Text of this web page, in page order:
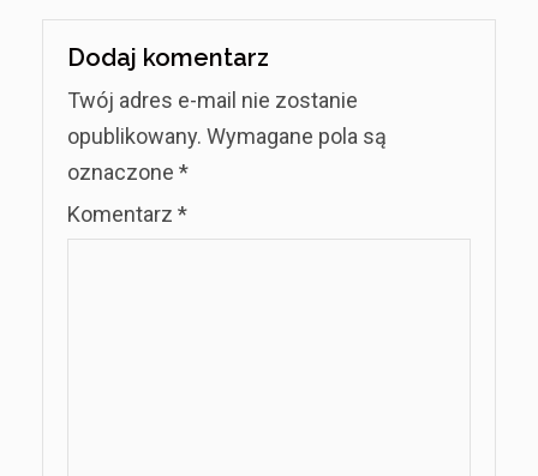
Dodaj komentarz
Twój adres e-mail nie zostanie
opublikowany. Wymagane pola są
oznaczone *
Komentarz *